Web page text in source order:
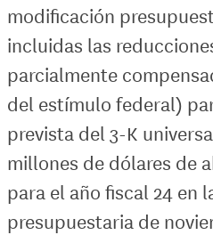
modificación
incluidas las
parcialmente
del estímulo federal)
prevista del 3-K
millones de dólares de
para el año fiscal 24 en
presupuestaria de